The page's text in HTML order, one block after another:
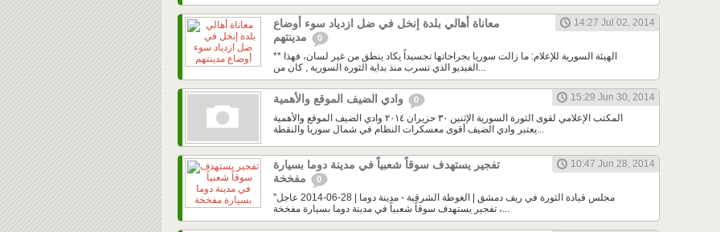
معاناة أهالي بلدة إنخل في ضل ازدياد سوء أوضاع
0
14:27 Jul 02, 2014
** الهيئة السورية للإعلام: ما زالت سوريا بجراحاتها تجسيداً يكاد ينطق من غير لسان، فهذا
الفيديو الذي تسرب منذ بداية الثورة السورية , كان من...
0
15:29 Jun 30, 2014
المكتب الإعلامي لقوى الثورة السورية الإثنين ٣٠ حزيران ٢٠١٤ وادي الضيف الموقع والأهمية
يعتبر وادي الضيف أقوى معسكرات النظام في شمال سوريا والنقطة...
تفجير يستهدف سوقاً شعبياً في مدينة دوما بسيارة
0
10:47 Jun 28, 2014
مجلس قيادة الثورة في ريف دمشق | الغوطة الشرقية - مدينة دوما | 28-06-2014 عاجل"
تفجير يستهدف سوقاً شعبياً في مدينة دوما بسيارة مفخخة ،...